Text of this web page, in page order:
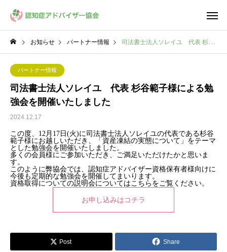
お知らせ パートナー情報 司法書士法人ソレイユ 代表 杉谷範子様による勉強会を開催いたしました
パートナー情報
司法書士法人ソレイユ 代表 杉谷範子様による勉
強会を開催いたしました
2024.12.17
この度、12月17日(火)に司法書士法人ソレイユの代表である杉谷
範子様にお越しいただき、「資産凍結の実態について」をテーマ
とした勉強会を開催いたしました。
多くの会員様にご参加いただき、ご満足いただけたかと思いま
す。
このように弊協会では、認知症アドバイザー資格保有者様向けに
今後も定期的な勉強会を開催してまいります。
資格取得についての説明会についてはこちらをご覧ください。
お申し込みはコチラ
Post Share